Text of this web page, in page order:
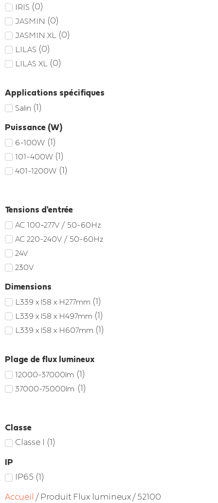
IRIS (0)
JASMIN (0)
JASMIN XL (0)
LILAS (0)
LILAS XL (0)
Applications spécifiques
Salin (1)
Puissance (W)
6-100W (1)
101-400W (1)
401-1200W (1)
Tensions d'entrée
AC 100-277V / 50-60Hz
AC 220-240V / 50-60Hz
24V
230V
Dimensions
L339 x l58 x H277mm (1)
L339 x l58 x H497mm (1)
L339 x l58 x H607mm (1)
Plage de flux lumineux
12000-37000lm (1)
37000-75000lm (1)
Classe
Classe I (1)
IP
IP65 (1)
Accueil / Produit Flux lumineux / 52100